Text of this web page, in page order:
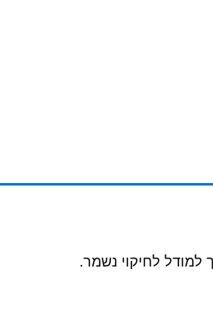
למודל לחיקוי נשמר.